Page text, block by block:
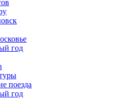
год
поезда
год